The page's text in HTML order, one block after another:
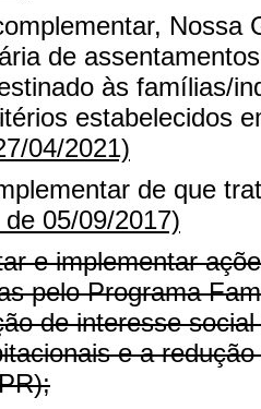
Nossa
de
às famílias/
estabelecidos
04/2021)
de que
05/09/2017)
e implementar
pelo Programa
de interesse
e a